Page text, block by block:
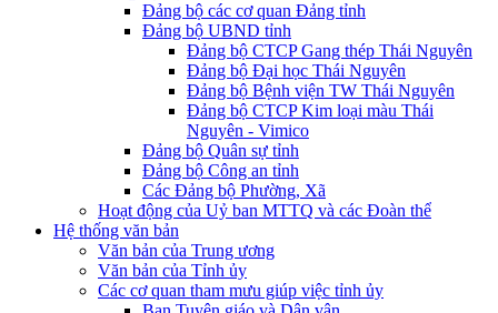
Đảng bộ các cơ quan Đảng tỉnh
Đảng bộ UBND tỉnh
Đảng bộ CTCP Gang thép Thái Nguyên
Đảng bộ Đại học Thái Nguyên
Đảng bộ Bệnh viện TW Thái Nguyên
Đảng bộ CTCP Kim loại màu Thái
Nguyên - Vimico
Đảng bộ Quân sự tỉnh
Đảng bộ Công an tỉnh
Các Đảng bộ Phường, Xã
Hoạt động của Uỷ ban MTTQ và các Đoàn thể
Hệ thống văn bản
Văn bản của Trung ương
Văn bản của Tỉnh ủy
Các cơ quan tham mưu giúp việc tỉnh ủy